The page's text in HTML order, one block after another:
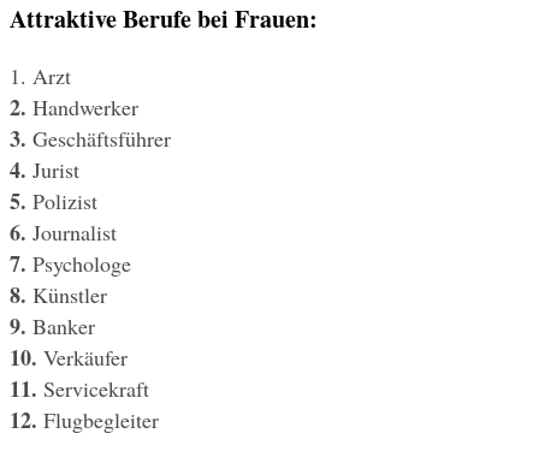
Attraktive Berufe bei Frauen:
1. Arzt
2. Handwerker
3. Geschäftsführer
4. Jurist
5. Polizist
6. Journalist
7. Psychologe
8. Künstler
9. Banker
10. Verkäufer
11. Servicekraft
12. Flugbegleiter